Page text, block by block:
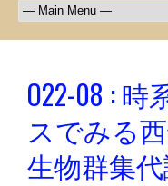
O22-08 :
スでみる
生物群集